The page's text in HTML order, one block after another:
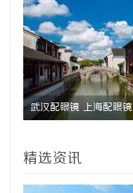
武汉配眼镜 上海配眼镜
精选资讯